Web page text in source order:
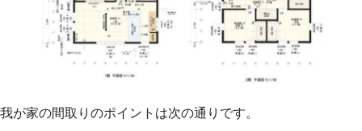
我が家の間取りのポイントは次の通りです。